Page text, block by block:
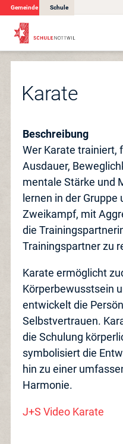
Betreuung
Gemeinde Schule
Blog
Jobs
Anlässe
Karate
Beschreibung
Wer Karate trainiert,
Ausdauer,
mentale Stärke und
lernen in der Gruppe
Zweikampf, mit
die
Trainingspartner zu
Karate ermöglicht
Körperbewusstsein
entwickelt die
Selbstvertrauen.
die Schulung
symbolisiert die
hin zu einer
Harmonie.
J+S Video Karate